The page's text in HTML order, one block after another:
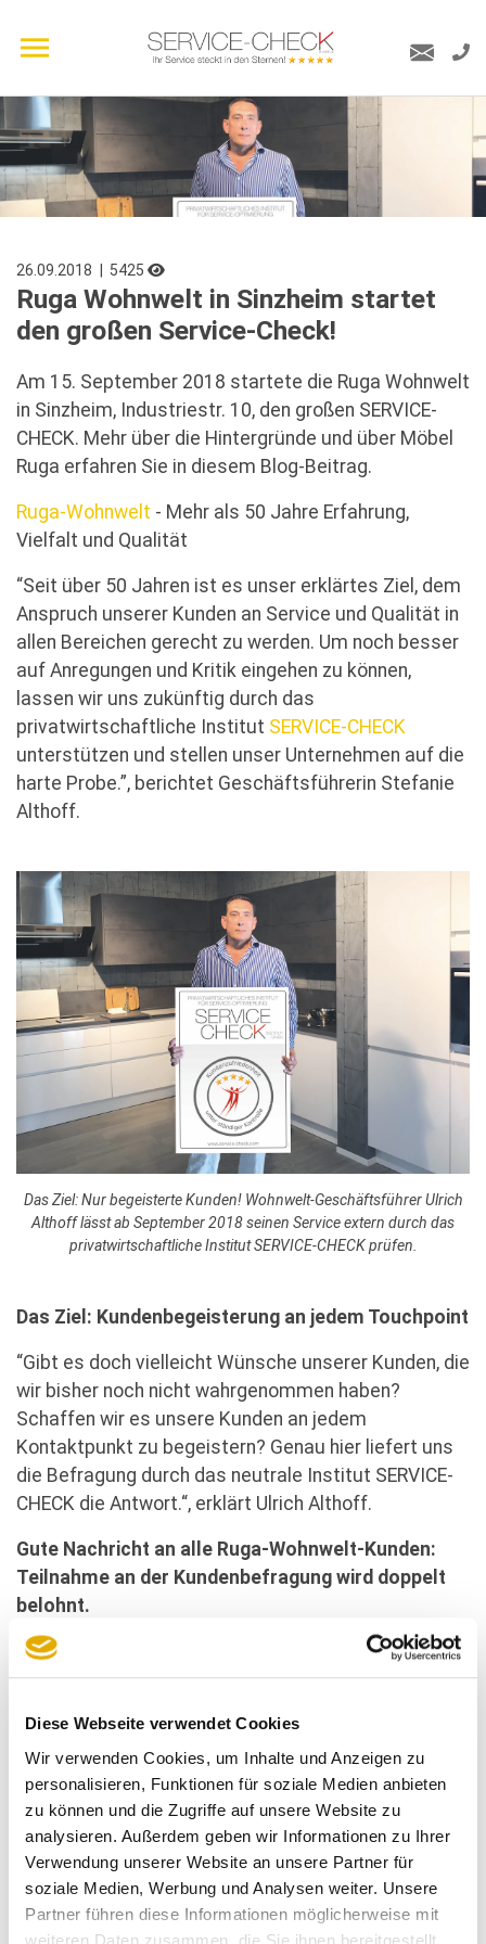
Diese Webseite verwendet Cookies
Wir verwenden Cookies, um Inhalte und Anzeigen zu
personalisieren, Funktionen für soziale Medien anbieten
zu können und die Zugriffe auf unsere Website zu
analysieren. Außerdem geben wir Informationen zu Ihrer
Verwendung unserer Website an unsere Partner für
soziale Medien, Werbung und Analysen weiter. Unsere
Partner führen diese Informationen möglicherweise mit
weiteren Daten zusammen, die Sie ihnen bereitgestellt
26.09.2018 | 5425
Ruga Wohnwelt in Sinzheim startet
den großen Service-Check!
Am 15. September 2018 startete die Ruga Wohnwelt
in Sinzheim, Industriestr. 10, den großen SERVICE-
CHECK. Mehr über die Hintergründe und über Möbel
Ruga erfahren Sie in diesem Blog-Beitrag.
Ruga-Wohnwelt - Mehr als 50 Jahre Erfahrung,
Vielfalt und Qualität
“Seit über 50 Jahren ist es unser erklärtes Ziel, dem
Anspruch unserer Kunden an Service und Qualität in
allen Bereichen gerecht zu werden. Um noch besser
auf Anregungen und Kritik eingehen zu können,
lassen wir uns zukünftig durch das
privatwirtschaftliche Institut SERVICE-CHECK
unterstützen und stellen unser Unternehmen auf die
harte Probe.”, berichtet Geschäftsführerin Stefanie
Althoff.
Das Ziel: Nur begeisterte Kunden! Wohnwelt-Geschäftsführer Ulrich
Althoff lässt ab September 2018 seinen Service extern durch das
privatwirtschaftliche Institut SERVICE-CHECK prüfen.
Das Ziel: Kundenbegeisterung an jedem Touchpoint
“Gibt es doch vielleicht Wünsche unserer Kunden, die
wir bisher noch nicht wahrgenommen haben?
Schaffen wir es unsere Kunden an jedem
Kontaktpunkt zu begeistern? Genau hier liefert uns
die Befragung durch das neutrale Institut SERVICE-
CHECK die Antwort.“, erklärt Ulrich Althoff.
Gute Nachricht an alle Ruga-Wohnwelt-Kunden:
Teilnahme an der Kundenbefragung wird doppelt
belohnt.
Die Kunden der Ruga-Wohnwelt werden gleich
doppelt belohnt, denn sie erhalten in Zukunft nicht
ehrliches Feedback mit einem Einkaufs-Gutschein
belohnt. Um für die Kunden der Ruga Wohnwelt die
Mitteilung Ihrer Einkaufs-Erfahrungen möglichst
einfach zu gestalten, bietet sich ihnen die
Möglichkeit sowohl online, als auch offline, an der
Befragung teilzunehmen.
Anonymität sorgt für ehrliches und konstruktives